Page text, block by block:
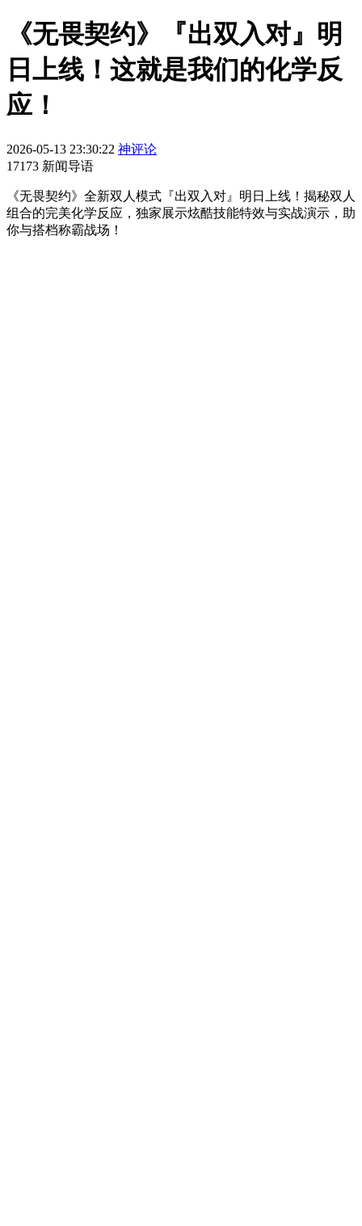
《无畏契约》『出双入对』明
日上线！这就是我们的化学反
应！
2026-05-13 23:30:22 神评论
17173 新闻导语
《无畏契约》全新双人模式『出双入对』明日上线！揭秘双人
组合的完美化学反应，独家展示炫酷技能特效与实战演示，助
你与搭档称霸战场！